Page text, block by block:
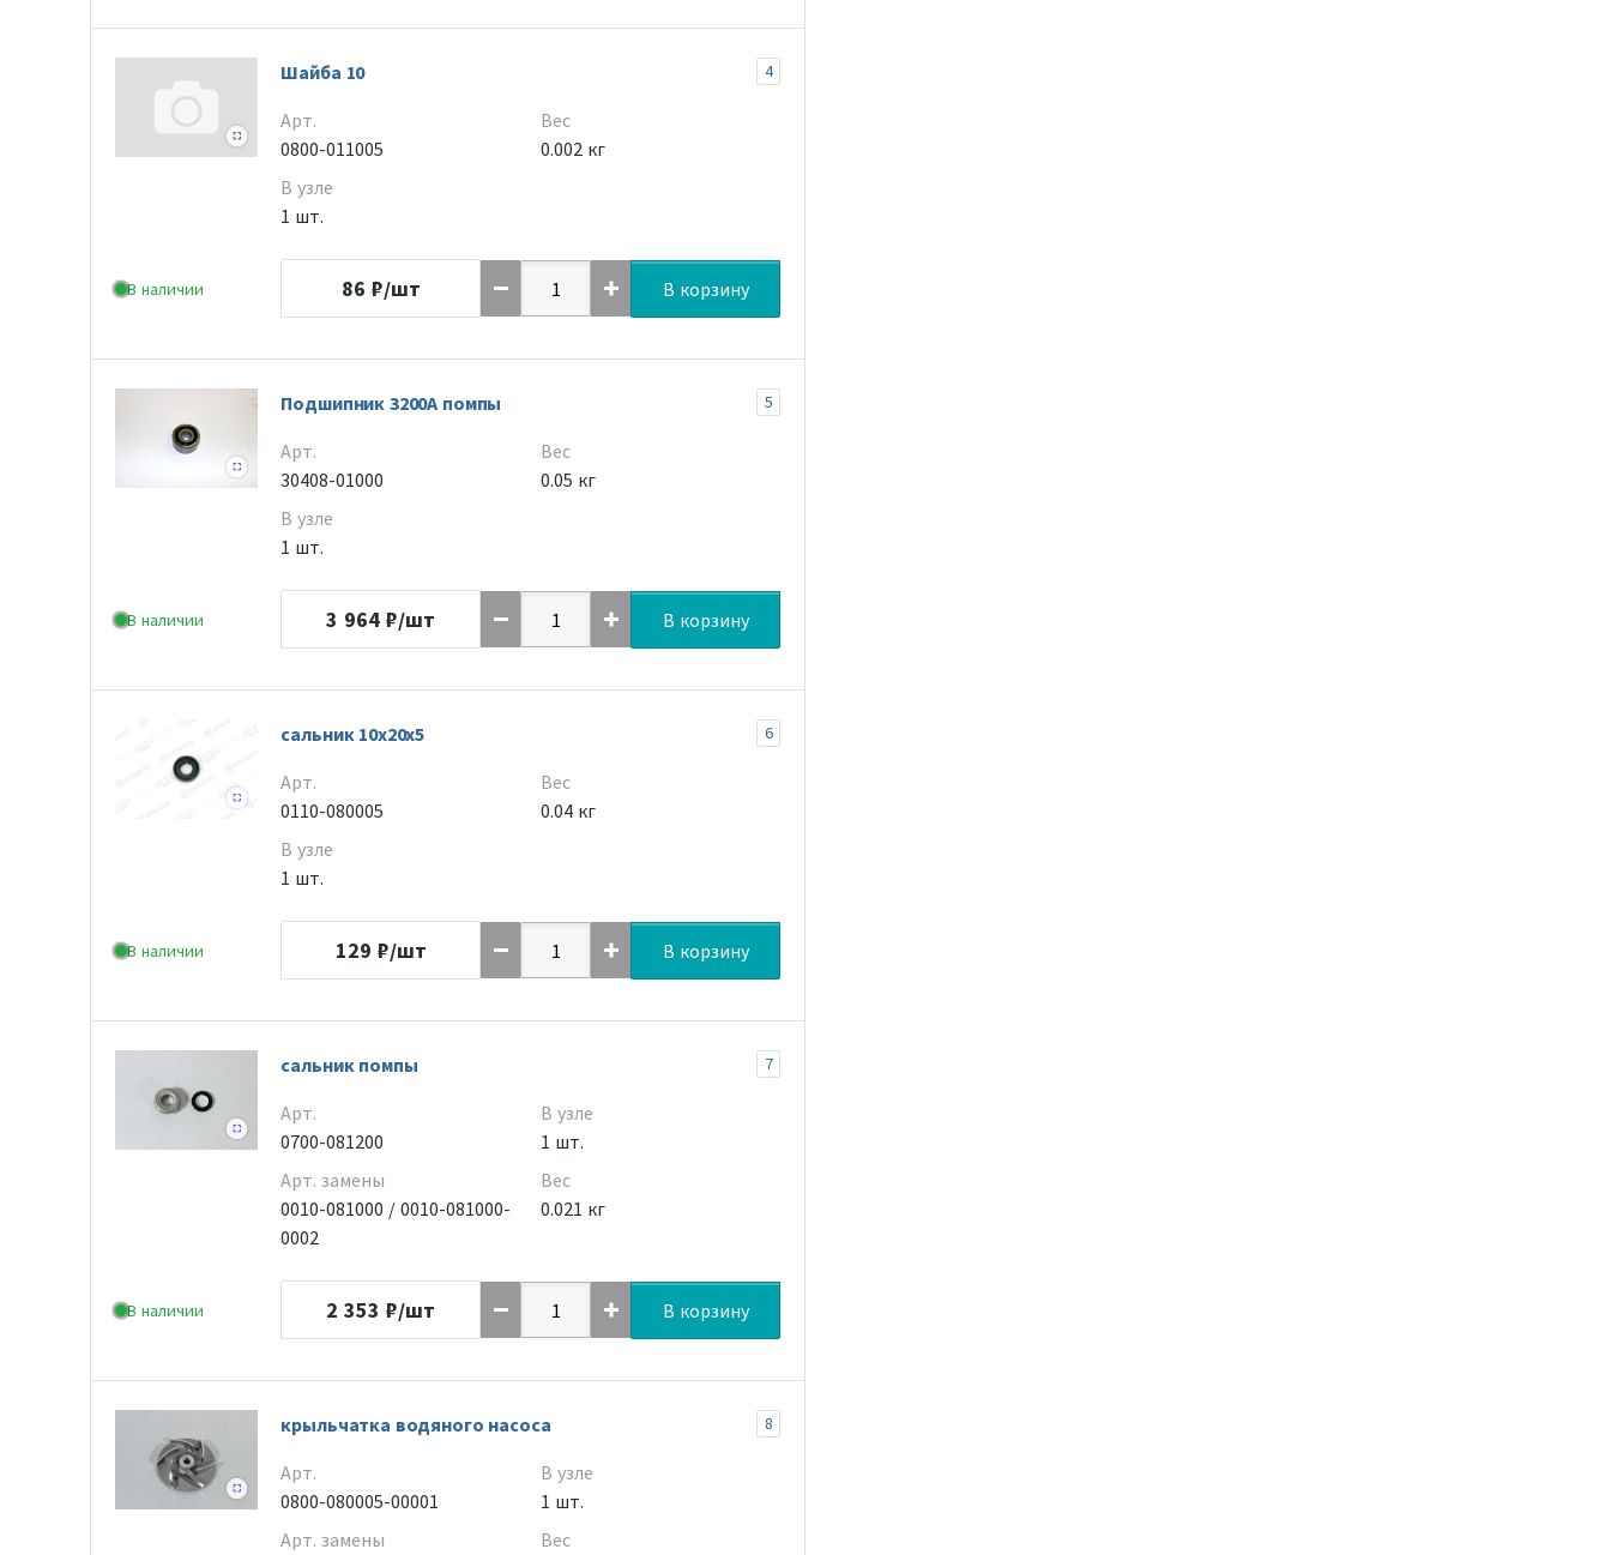
В наличии
Шайба 10 4
Арт.
0800-011005
В узле
1 шт.
Вес
0.002 кг
86 ₽/шт В корзину
В наличии
Подшипник 3200А помпы 5
Арт.
30408-01000
В узле
1 шт.
Вес
0.05 кг
3 964 ₽/шт В корзину
В наличии
сальник 10х20х5 6
Арт.
0110-080005
В узле
1 шт.
Вес
0.04 кг
129 ₽/шт В корзину
В наличии
сальник помпы 7
Арт.
0700-081200
Арт. замены
0010-081000 / 0010-081000-
0002
В узле
1 шт.
Вес
0.021 кг
2 353 ₽/шт В корзину
крыльчатка водяного насоса 8
Арт.
0800-080005-00001
Арт. замены
В узле
1 шт.
Вес